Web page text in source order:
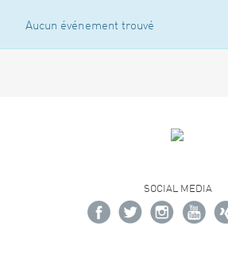
Aucun événement trouvé
SOCIAL MEDIA